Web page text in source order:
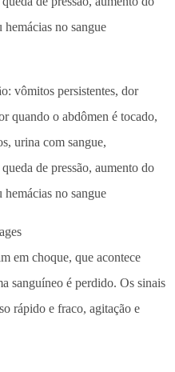
vômitos persistentes, dor
quando o abdômen é tocado,
urina com sangue,
de pressão, aumento do
no sangue